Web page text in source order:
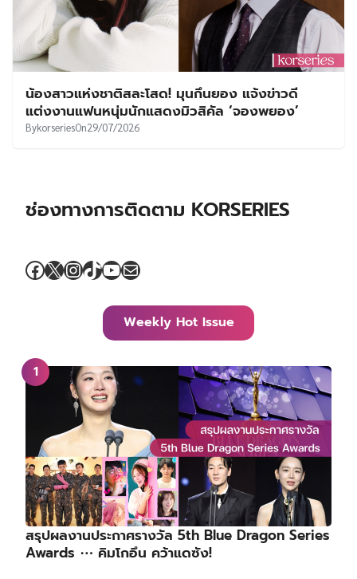
น้องสาวแห่งชาติสละโสด! มุนกึนยอง แจ้งข่าวดี
แต่งงานแฟนหนุ่มนักแสดงมิวสิคัล ‘จองพยอง’
BykorseriesOn29/07/2026
ช่องทางการติดตาม KORSERIES
Facebook
X Instagram
TikTok
YouTube
Mail
Weekly Hot Issue
สรุปผลงานประกาศรางวัล 5th Blue Dragon Series
Awards ⋯ คิมโกอึน คว้าแดซัง!